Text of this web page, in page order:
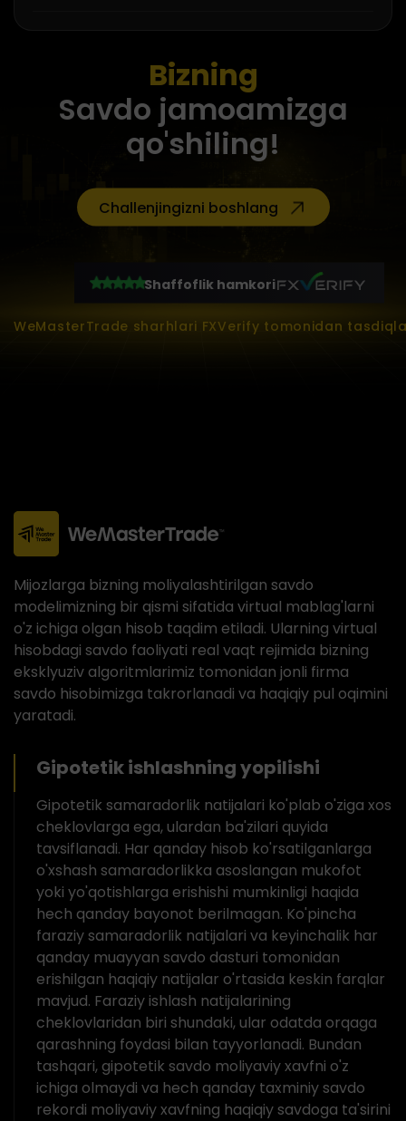
Bizning
Savdo jamoamizga
qo'shiling!
Challenjingizni boshlang
Shaffoflik hamkori
WeMasterTrade sharhlari FXVerify tomonidan
Mijozlarga bizning moliyalashtirilgan savdo
modelimizning bir qismi sifatida virtual mablag'larni
o'z ichiga olgan hisob taqdim etiladi. Ularning virtual
hisobdagi savdo faoliyati real vaqt rejimida bizning
eksklyuziv algoritmlarimiz tomonidan jonli firma
savdo hisobimizga takrorlanadi va haqiqiy pul oqimini
yaratadi.
Gipotetik ishlashning yopilishi
Gipotetik samaradorlik natijalari ko'plab o'ziga xos
cheklovlarga ega, ulardan ba'zilari quyida
tavsiflanadi. Har qanday hisob ko'rsatilganlarga
o'xshash samaradorlikka asoslangan mukofot
yoki yo'qotishlarga erishishi mumkinligi haqida
hech qanday bayonot berilmagan. Ko'pincha
faraziy samaradorlik natijalari va keyinchalik har
qanday muayyan savdo dasturi tomonidan
erishilgan haqiqiy natijalar o'rtasida keskin farqlar
mavjud. Faraziy ishlash natijalarining
cheklovlaridan biri shundaki, ular odatda orqaga
qarashning foydasi bilan tayyorlanadi. Bundan
tashqari, gipotetik savdo moliyaviy xavfni o'z
ichiga olmaydi va hech qanday taxminiy savdo
rekordi moliyaviy xavfning haqiqiy savdoga ta'sirini